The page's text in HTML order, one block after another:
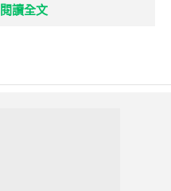
閱讀全文